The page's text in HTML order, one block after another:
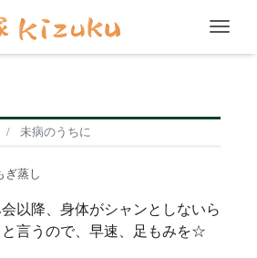
未病のうちに
ぎ蒸し
以降、身体がシャンとしないら
と言うので、早速、足もみを☆